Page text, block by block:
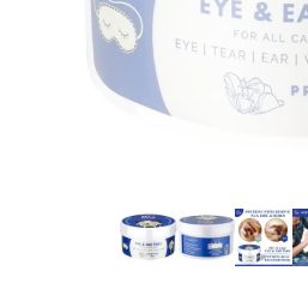
Джин
Ром
Текіла
і
мескаль
Настоянки,
бальзами,